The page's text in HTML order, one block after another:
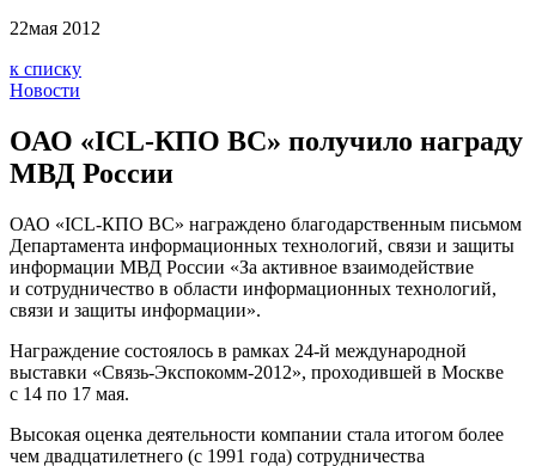
22мая 2012
к списку
Новости
ОАО «ICL-КПО ВС» получило награду
МВД России
ОАО «ICL-КПО ВС» награждено благодарственным письмом
Департамента информационных технологий, связи и защиты
информации МВД России «За активное взаимодействие
и сотрудничество в области информационных технологий,
связи и защиты информации».
Награждение состоялось в рамках 24-й международной
выставки «Связь-Экспокомм-2012», проходившей в Москве
с 14 по 17 мая.
Высокая оценка деятельности компании стала итогом более
чем двадцатилетнего (с 1991 года) сотрудничества